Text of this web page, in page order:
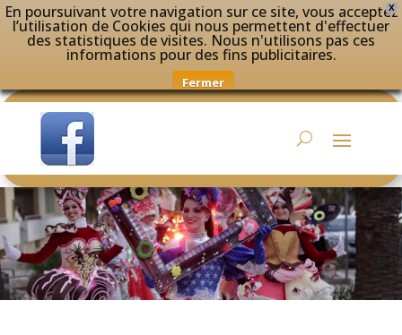
X
En poursuivant votre navigation sur ce site, vous acceptez
l’utilisation de Cookies qui nous permettent d'effectuer
des statistiques de visites. Nous n'utilisons pas ces
informations pour des fins publicitaires.
Fermer